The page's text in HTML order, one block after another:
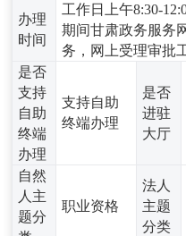
办理
时间
工作日上午8:30-
期间甘肃政务服务
务，网上受理审批
是否
支持
自助
终端
办理
支持自助
终端办理
是否
进驻
大厅
自然
人主
题分
职业资格
法人
主题
分类